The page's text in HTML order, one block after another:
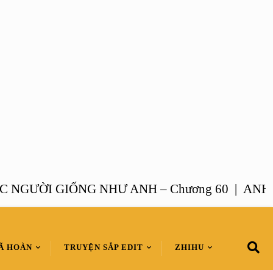
GIỐNG NHƯ ANH – Chương 60 |ANH
HOÀN TRUYỆN SẮP EDIT ZHIHU